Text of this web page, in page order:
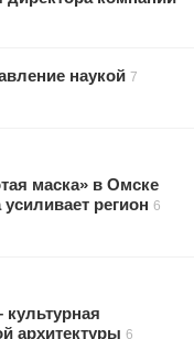
наукой 7
маска» в Омске
регион 6
архитектуры 6